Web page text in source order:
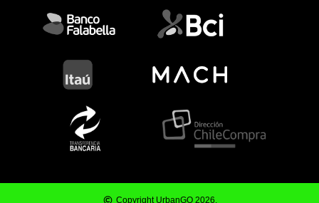
Copyright UrbanGO 2026.